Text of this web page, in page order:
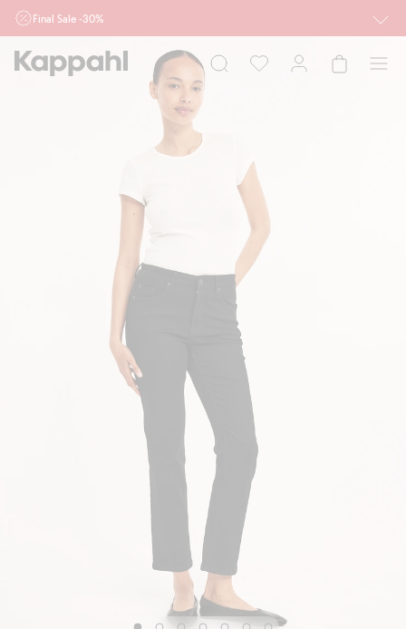
Final Sale -30%
działu outlet do 10.8 w sklepach Kappahl i Newbie oraz na kappahl.com. Ofert
nie łączymy
Mężczyzna